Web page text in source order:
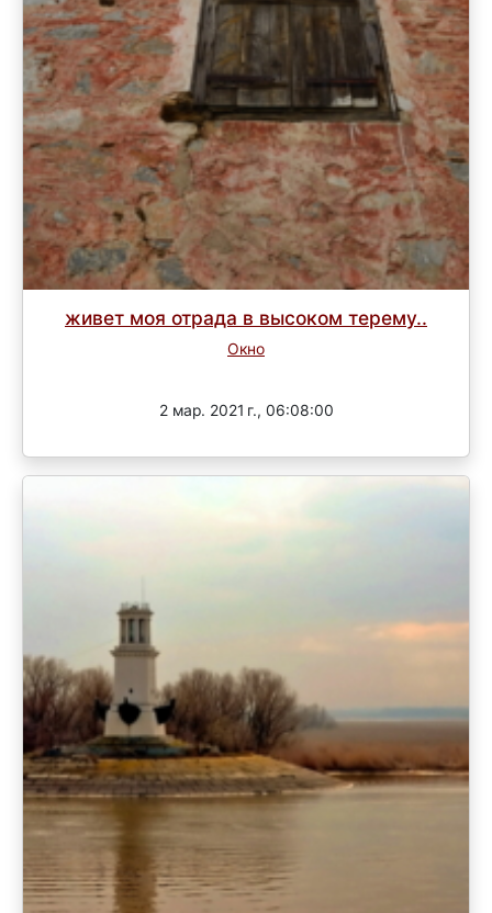
живет моя отрада в высоком терему..
Окно
2 мар. 2021 г., 06:08:00